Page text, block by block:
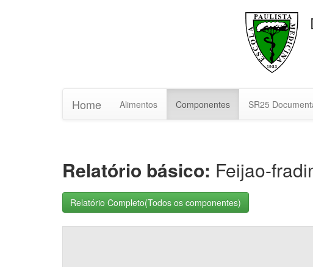
Home Alimentos Componentes SR25
Relatório básico: Feijao-